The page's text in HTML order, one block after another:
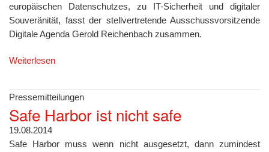
europäischen Datenschutzes, zu IT-Sicherheit und digitaler
Souveränität, fasst der stellvertretende Ausschussvorsitzende
Digitale Agenda Gerold Reichenbach zusammen.
Weiterlesen
Pressemitteilungen
Safe Harbor ist nicht safe
19.08.2014
Safe Harbor muss wenn nicht ausgesetzt, dann zumindest